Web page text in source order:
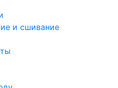
и сшивание